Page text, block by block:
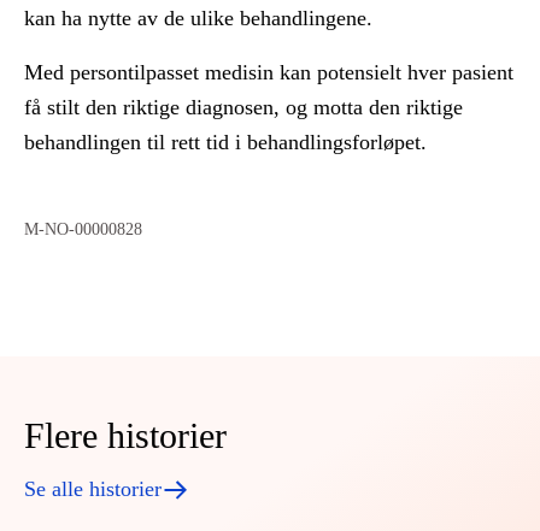
kan ha nytte av de ulike behandlingene.
Med persontilpasset medisin kan potensielt hver pasient
få stilt den riktige diagnosen, og motta den riktige
behandlingen til rett tid i behandlingsforløpet.
M-NO-00000828
Flere historier
Se alle historier